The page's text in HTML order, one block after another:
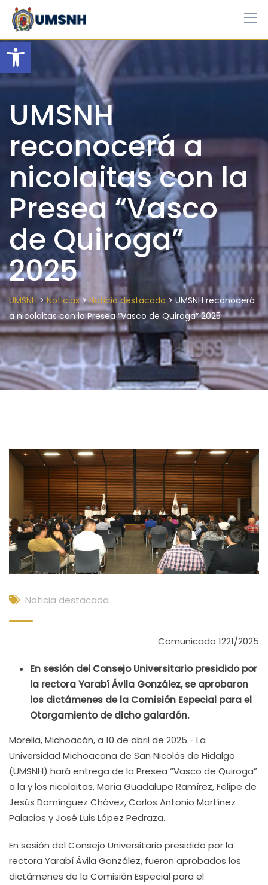
Open toolbar
Skip
content
UMSNH
reconocerá a
nicolaitas con la
Presea “Vasco
de Quiroga”
2025
UMSNH>Noticias>Noticia destacada > UMSNH reconocerá
a nicolaitas con la Presea “Vasco de Quiroga” 2025
Noticia destacada
Comunicado 1221/2025
En sesión del Consejo Universitario presidido por
la rectora Yarabí Ávila González, se aprobaron
los dictámenes de la Comisión Especial para el
Otorgamiento de dicho galardón.
Morelia, Michoacán, a 10 de abril de 2025.- La
Universidad Michoacana de San Nicolás de Hidalgo
(UMSNH) hará entrega de la Presea “Vasco de Quiroga”
a la y los nicolaitas, María Guadalupe Ramírez, Felipe de
Jesús Domínguez Chávez, Carlos Antonio Martínez
Palacios y José Luis López Pedraza.
En sesión del Consejo Universitario presidido por la
rectora Yarabí Ávila González, fueron aprobados los
dictámenes de la Comisión Especial para el